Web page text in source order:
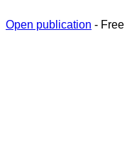
Open publication - Free